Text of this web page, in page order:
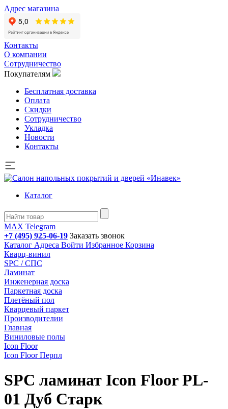
Адрес магазина
Контакты
О компании
Сотрудничество
Покупателям
Бесплатная доставка
Оплата
Скидки
Сотрудничество
Укладка
Новости
Контакты
Каталог
MAX Telegram
+7 (495) 925-06-19 Заказать звонок
Каталог Адреса Войти Избранное Корзина
Кварц-винил
SPC / СПС
Ламинат
Инженерная доска
Паркетная доска
Плетёный пол
Кварцевый паркет
Производителии
Главная
Виниловые полы
Icon Floor
Icon Floor Перпл
SPC ламинат Icon Floor PL-
01 Дуб Старк